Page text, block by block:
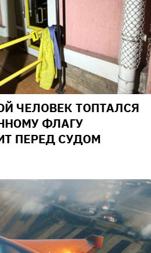
ЧЕЛОВЕК ТОПТАЛСЯ
ФЛАГУ
ПЕРЕД СУДОМ